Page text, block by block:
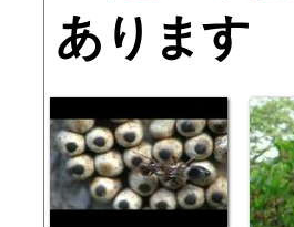
あります